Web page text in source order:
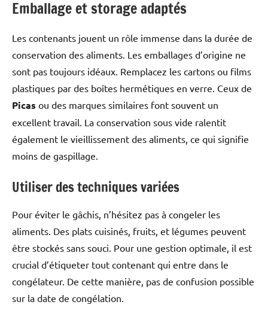
Emballage et storage adaptés
Les contenants jouent un rôle immense dans la durée de
conservation des aliments. Les emballages d’origine ne
sont pas toujours idéaux. Remplacez les cartons ou films
plastiques par des boîtes hermétiques en verre. Ceux de
Picas ou des marques similaires font souvent un
excellent travail. La conservation sous vide ralentit
également le vieillissement des aliments, ce qui signifie
moins de gaspillage.
Utiliser des techniques variées
Pour éviter le gâchis, n’hésitez pas à congeler les
aliments. Des plats cuisinés, fruits, et légumes peuvent
être stockés sans souci. Pour une gestion optimale, il est
crucial d’étiqueter tout contenant qui entre dans le
congélateur. De cette manière, pas de confusion possible
sur la date de congélation.